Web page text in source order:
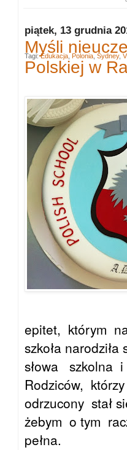
piątek, 13 grudnia
Myśli
Polskiej w
epitet, którym
szkoła narodziła
słowa szkolna i
Rodziców, którzy
odrzucony stał
żebym o tym
pełna.
Tagi:Edukacja Polonia Sydney,